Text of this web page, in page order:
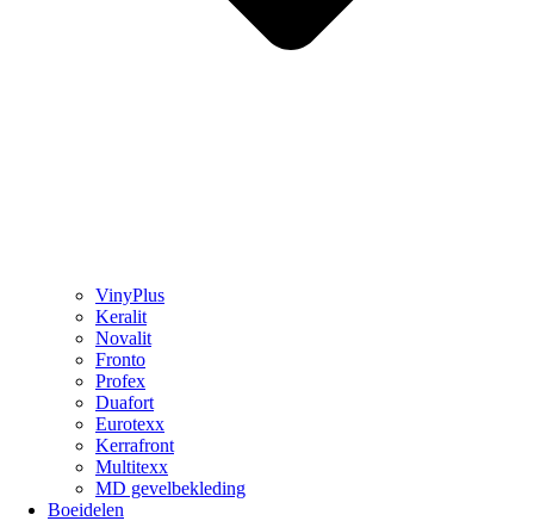
VinyPlus
Keralit
Novalit
Fronto
Profex
Duafort
Eurotexx
Kerrafront
Multitexx
MD gevelbekleding
Boeidelen